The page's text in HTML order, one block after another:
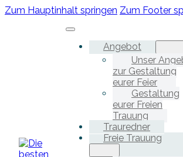
Zum Hauptinhalt springen Zum Footer
Angebot
Unser
zur Gestaltung
eurer Feier
Gestaltung
eurer Freien
Trauung
Trauredner
Freie Trauung